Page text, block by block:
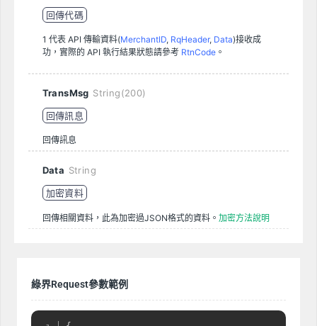
回傳代碼
1 代表 API 傳輸資料(MerchantID, RqHeader, Data)接收成
功，實際的 API 執行結果狀態請參考 RtnCode。
TransMsg String(200)
回傳訊息
回傳訊息
Data String
加密資料
回傳相關資料，此為加密過JSON格式的資料。 加密方法說明
綠界Request參數範例